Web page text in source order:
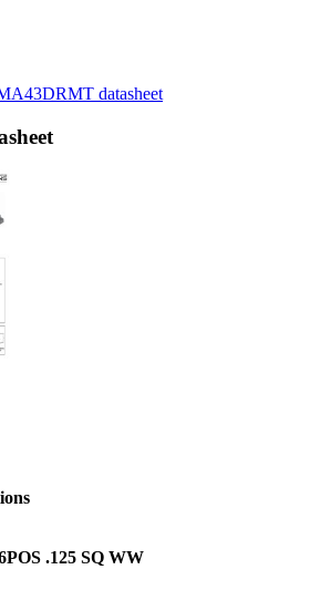
datasheet
.125 SQ WW